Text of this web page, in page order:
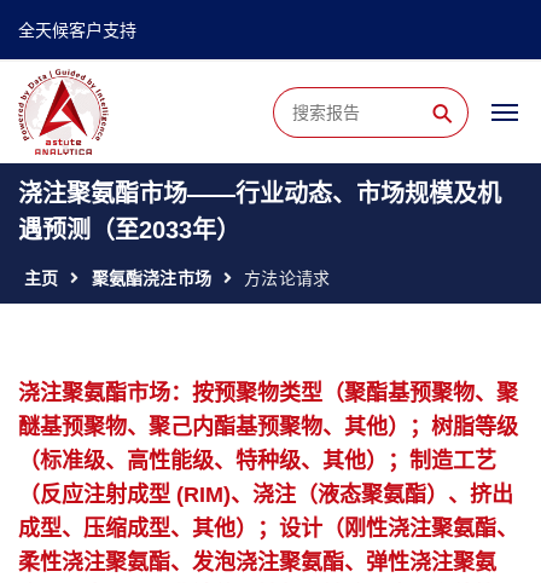
全天候客户支持
⚲
浇注聚氨酯市场——行业动态、市场规模及机
遇预测（至2033年）
主页 聚氨酯浇注市场 方法论请求
浇注聚氨酯市场：按预聚物类型（聚酯基预聚物、聚
醚基预聚物、聚己内酯基预聚物、其他）；树脂等级
（标准级、高性能级、特种级、其他）；制造工艺
（反应注射成型 (RIM)、浇注（液态聚氨酯）、挤出
成型、压缩成型、其他）；设计（刚性浇注聚氨酯、
柔性浇注聚氨酯、发泡浇注聚氨酯、弹性浇注聚氨